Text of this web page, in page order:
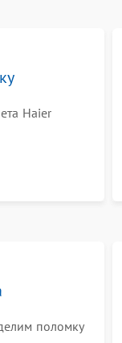
Haier
поломку